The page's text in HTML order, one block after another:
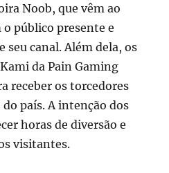
Noob, que vêm ao
público presente e
seu canal. Além dela, os
da Pain Gaming
receber os torcedores
país. A intenção dos
horas de diversão e
visitantes.